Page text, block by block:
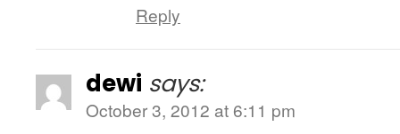
Reply
dewi says:
October 3, 2012 at 6:11 pm